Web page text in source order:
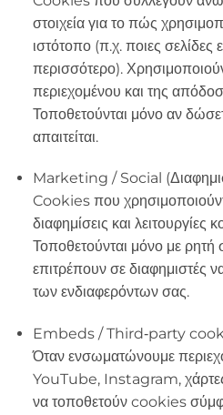
στοιχεία για το πώς
ιστότοπο (π.χ. ποιες σελίδες
περισσότερο).
περιεχομένου και της
Τοποθετούνται μόνο αν
απαιτείται.
Marketing / Social
Cookies που
διαφημίσεις και λειτουργίες
Τοποθετούνται μόνο με ρητή
επιτρέπουν σε διαφημιστές
των ενδιαφερόντων σας.
Embeds / Third‑party
Όταν ενσωματώνουμε
YouTube, Instagram,
να τοποθετούν cookies